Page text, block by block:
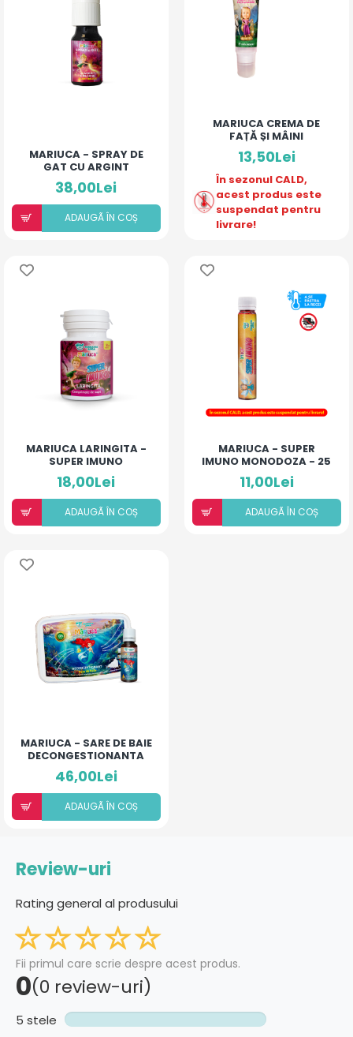
MARIUCA - SPRAY DE
GAT CU ARGINT
COLOIDAL SI
ANTIBIOTIC - COMPLEX
- 10 ML
38,00Lei
ADAUGÃ ÎN COȘ
MARIUCA CREMA DE
FAȚĂ ȘI MÂINI
13,50Lei
În sezonul CALD,
acest produs este
suspendat pentru
livrare!
MARIUCA LARINGITA -
SUPER IMUNO
(COMPRIMATE DE SUPT)
18,00Lei
ADAUGÃ ÎN COȘ
MARIUCA - SUPER
IMUNO MONODOZA - 25
ML
11,00Lei
ADAUGÃ ÎN COȘ
MARIUCA - SARE DE BAIE
DECONGESTIONANTA
46,00Lei
ADAUGÃ ÎN COȘ
Review-uri
Rating general al produsului
Fii primul care scrie despre acest produs.
0(0 review-uri)
5 stele